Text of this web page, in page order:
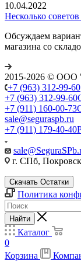
10.04.2022
Несколько
Обсуждаем
магазина со
2015-2026 © ООО
+7 (963) 312-99-60
+7 (963) 312-99-60
+7 (911) 160-00-73
sale@seguraspb.ru
+7 (911) 179-40-40
г. СПб,
Скачать Остатки
Политика
Найти
Каталог
0
Корзина